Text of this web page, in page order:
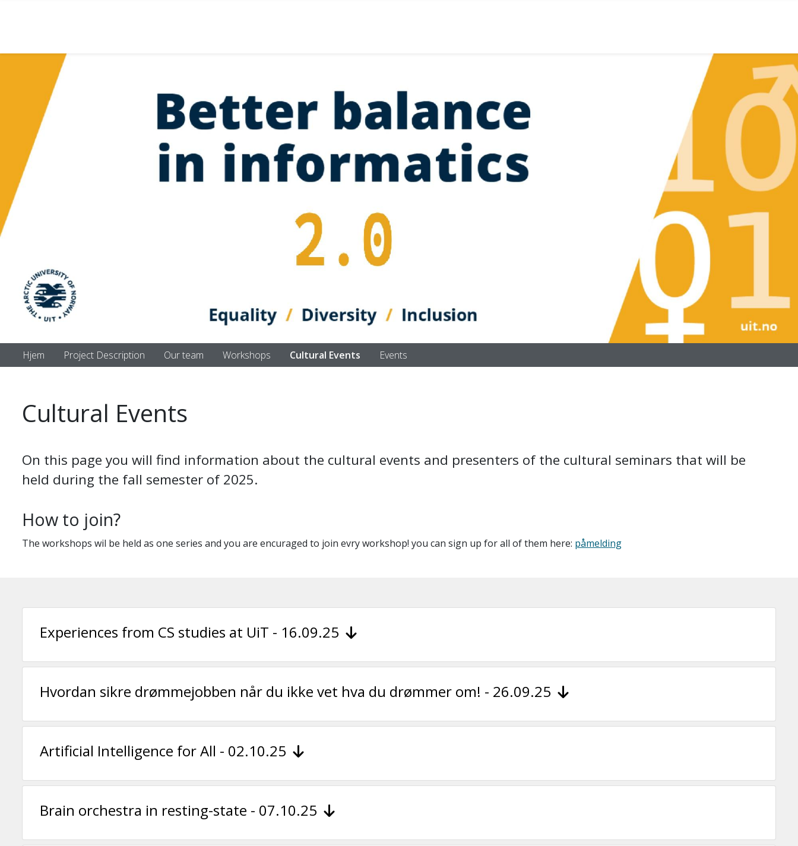
Gå til hovedinnhold
Hjem Project Description Our team Workshops Cultural Events Events
Cultural Events
On this page you will find information about the cultural events and presenters of the cultural seminars that will be
held during the fall semester of 2025.
How to join?
The workshops wil be held as one series and you are encuraged to join evry workshop! you can sign up for all of them here: påmelding
Experiences from CS studies at UiT - 16.09.25
Hvordan sikre drømmejobben når du ikke vet hva du drømmer om! - 26.09.25
Artificial Intelligence for All - 02.10.25
Brain orchestra in resting-state - 07.10.25